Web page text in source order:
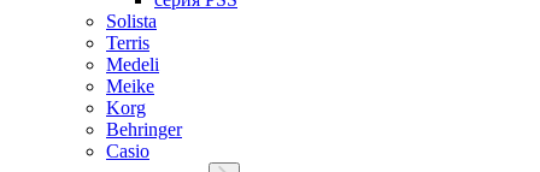
Solista
Terris
Medeli
Meike
Korg
Behringer
Casio